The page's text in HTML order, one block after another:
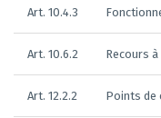
Art. 10.4.3
Art. 10.6.2 Recours
Art. 12.2.2 Points de